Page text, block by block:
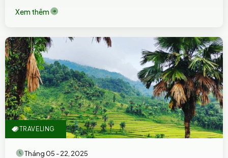
Xem thêm
TRAVELING
Tháng 05 - 22, 2025